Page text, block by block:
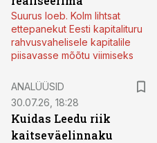
Suurus loeb. Kolm lihtsat
ettepanekut Eesti kapitalituru
rahvusvahelisele kapitalile
piisavasse mõõtu viimiseks
ANALÜÜSID
30.07.26, 18:28
Kuidas Leedu riik
kaitseväelinnaku